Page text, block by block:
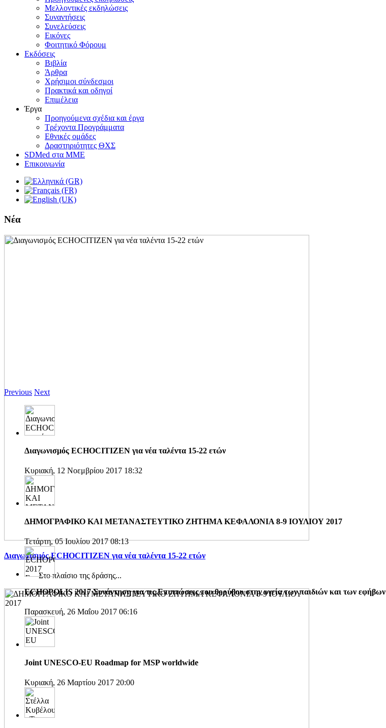
Μελλοντικές εκδηλώσεις
Συναντήσεις
Συνελεύσεις
Εικόνες
Φοιτητικό Φόρουμ
Εκδόσεις
Βιβλία
Άρθρα
Χρήσιμοι σύνδεσμοι
Πρακτικά και οδηγοί
Επιμέλεια
Έργα
Προηγούμενα σχέδια και έργα
Τρέχοντα Προγράμματα
Εθνικές ομάδες
Δραστηριότητες ΘΧΣ
SDMed στα ΜΜΕ
Επικοινωνία
Νέα
Διαγωνισμός ECHOCITIZEN για νέα ταλέντα 15-22 ετών
Στο πλαίσιο της δράσης...
Previous Next
Διαγωνισμός ECHOCITIZEN για νέα ταλέντα 15-22 ετών
Κυριακή, 12 Νοεμβρίου 2017 18:32
ΔΗΜΟΓΡΑΦΙΚΟ ΚΑΙ ΜΕΤΑΝΑΣΤΕΥΤΙΚΟ ΖΗΤΗΜΑ ΚΕΦΑΛΟΝΙΑ 8-9 ΙΟΥΛΙΟΥ 2017
Τετάρτη, 05 Ιουλίου 2017 08:13
ECHOPOLIS 2017 Συνάντηση για τις Επιπτώσεις του θορύβου στην υγεία των παιδιών και των εφήβων
Παρασκευή, 26 Μαΐου 2017 06:16
Joint UNESCO-EU Roadmap for MSP worldwide
Κυριακή, 26 Μαρτίου 2017 20:00